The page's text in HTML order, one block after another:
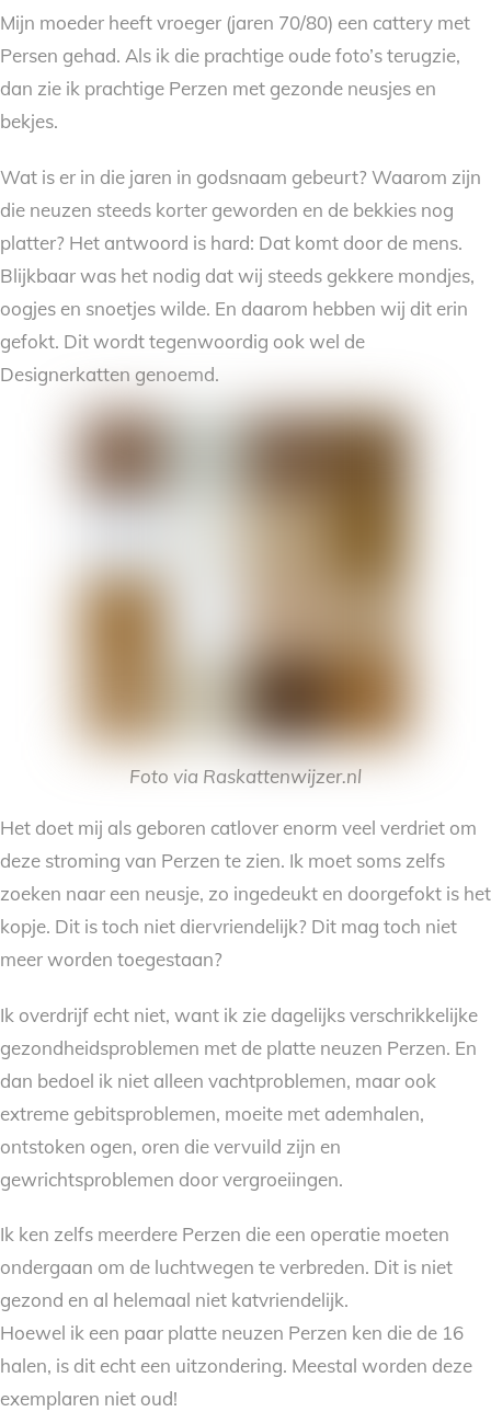
Mijn moeder heeft vroeger (jaren 70/80) een cattery met
Persen gehad. Als ik die prachtige oude foto’s terugzie,
dan zie ik prachtige Perzen met gezonde neusjes en
bekjes.
Wat is er in die jaren in godsnaam gebeurt? Waarom zijn
die neuzen steeds korter geworden en de bekkies nog
platter? Het antwoord is hard: Dat komt door de mens.
Blijkbaar was het nodig dat wij steeds gekkere mondjes,
oogjes en snoetjes wilde. En daarom hebben wij dit erin
gefokt. Dit wordt tegenwoordig ook wel de
Designerkatten genoemd.
Foto via Raskattenwijzer.nl
Het doet mij als geboren catlover enorm veel verdriet om
deze stroming van Perzen te zien. Ik moet soms zelfs
zoeken naar een neusje, zo ingedeukt en doorgefokt is het
kopje. Dit is toch niet diervriendelijk? Dit mag toch niet
meer worden toegestaan?
Ik overdrijf echt niet, want ik zie dagelijks verschrikkelijke
gezondheidsproblemen met de platte neuzen Perzen. En
dan bedoel ik niet alleen vachtproblemen, maar ook
extreme gebitsproblemen, moeite met ademhalen,
ontstoken ogen, oren die vervuild zijn en
gewrichtsproblemen door vergroeiingen.
Ik ken zelfs meerdere Perzen die een operatie moeten
ondergaan om de luchtwegen te verbreden. Dit is niet
gezond en al helemaal niet katvriendelijk.
Hoewel ik een paar platte neuzen Perzen ken die de 16
halen, is dit echt een uitzondering. Meestal worden deze
exemplaren niet oud!